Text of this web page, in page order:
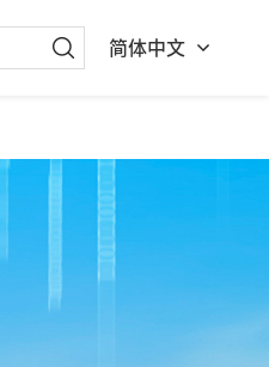
简体中文